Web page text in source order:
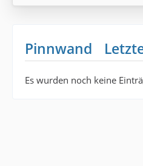
Pinnwand
Es wurden noch keine